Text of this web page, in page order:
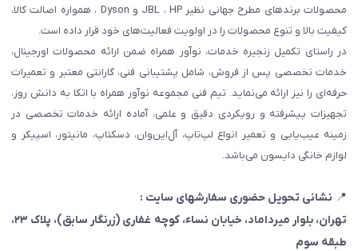
محصولات برندهای مطرح جهانی نظیر JBL ، HP و Dyson ، همواره اصالت کالا،
کیفیت بالا و تنوع محصولات را در اولویت فعالیت‌های خود قرار داده است.
در راستای تکمیل زنجیره خدمات، نوآور همراه ضمن ارائه محصولات اورجینال،
خدمات تخصصی پس از فروش، شامل پشتیبانی فنی، گارانتی معتبر و تعمیرات
حرفه‌ای را نیز ارائه می‌نماید. تیم فنی مجموعه نوآور همراه با اتکا به دانش روز،
تجهیزات پیشرفته و رویکردی دقیق و علمی، آماده ارائه خدمات تخصصی در
زمینه عیب‌یابی و تعمیر انواع لپ‌تاپ، آل‌این‌وان، دسکتاپ، مانیتور، اسپیکر و
لوازم خانگی دایسون می‌باشد.
📍 نشانی تحویل حضوری سفارشهای سایت :
تهران، بلوار میرداماد، خیابان نساء، کوچه غفاری (زرنگار سابق)
، پلاک ۲۳،
طبقه سوم